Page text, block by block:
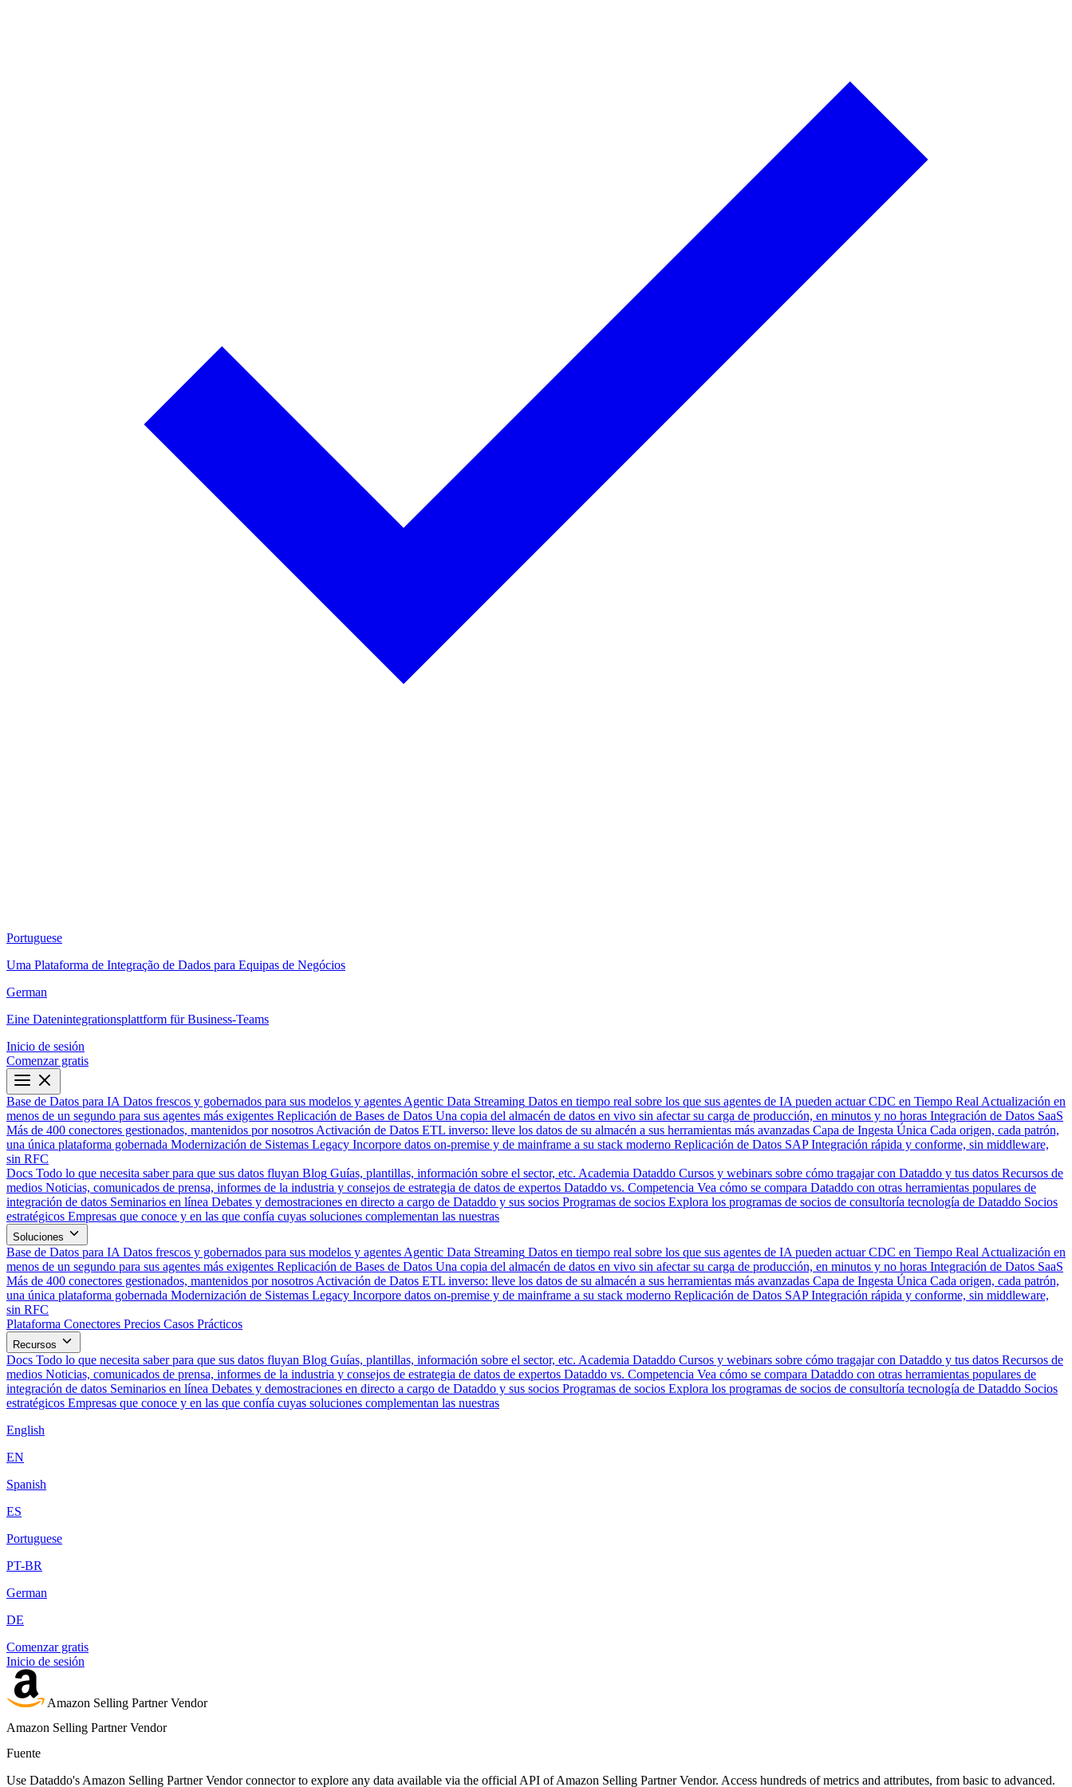
Portuguese
Uma Plataforma de Integração de Dados para Equipas de Negócios
German
Eine Datenintegrationsplattform für Business-Teams
Inicio de sesión
Comenzar gratis
Base de Datos para IA Datos frescos y gobernados para sus modelos y agentes Agentic Data Streaming Datos en tiempo real sobre los que sus agentes de IA pueden actuar CDC en Tiempo Real Actualización en
menos de un segundo para sus agentes más exigentes Replicación de Bases de Datos Una copia del almacén de datos en vivo sin afectar su carga de producción, en minutos y no horas Integración de Datos SaaS
Más de 400 conectores gestionados, mantenidos por nosotros Activación de Datos ETL inverso: lleve los datos de su almacén a sus herramientas más avanzadas Capa de Ingesta Única Cada origen, cada patrón,
una única plataforma gobernada Modernización de Sistemas Legacy Incorpore datos on-premise y de mainframe a su stack moderno Replicación de Datos SAP Integración rápida y conforme, sin middleware,
sin RFC
Docs Todo lo que necesita saber para que sus datos fluyan Blog Guías, plantillas, información sobre el sector, etc. Academia Dataddo Cursos y webinars sobre cómo tragajar con Dataddo y tus datos Recursos de
medios Noticias, comunicados de prensa, informes de la industria y consejos de estrategia de datos de expertos Dataddo vs. Competencia Vea cómo se compara Dataddo con otras herramientas populares de
integración de datos Seminarios en línea Debates y demostraciones en directo a cargo de Dataddo y sus socios Programas de socios Explora los programas de socios de consultoría tecnología de Dataddo Socios
estratégicos Empresas que conoce y en las que confía cuyas soluciones complementan las nuestras
Soluciones
Base de Datos para IA Datos frescos y gobernados para sus modelos y agentes Agentic Data Streaming Datos en tiempo real sobre los que sus agentes de IA pueden actuar CDC en Tiempo Real Actualización en
menos de un segundo para sus agentes más exigentes Replicación de Bases de Datos Una copia del almacén de datos en vivo sin afectar su carga de producción, en minutos y no horas Integración de Datos SaaS
Más de 400 conectores gestionados, mantenidos por nosotros Activación de Datos ETL inverso: lleve los datos de su almacén a sus herramientas más avanzadas Capa de Ingesta Única Cada origen, cada patrón,
una única plataforma gobernada Modernización de Sistemas Legacy Incorpore datos on-premise y de mainframe a su stack moderno Replicación de Datos SAP Integración rápida y conforme, sin middleware,
sin RFC
Plataforma Conectores Precios Casos Prácticos
Recursos
Docs Todo lo que necesita saber para que sus datos fluyan Blog Guías, plantillas, información sobre el sector, etc. Academia Dataddo Cursos y webinars sobre cómo tragajar con Dataddo y tus datos Recursos de
medios Noticias, comunicados de prensa, informes de la industria y consejos de estrategia de datos de expertos Dataddo vs. Competencia Vea cómo se compara Dataddo con otras herramientas populares de
integración de datos Seminarios en línea Debates y demostraciones en directo a cargo de Dataddo y sus socios Programas de socios Explora los programas de socios de consultoría tecnología de Dataddo Socios
estratégicos Empresas que conoce y en las que confía cuyas soluciones complementan las nuestras
English
EN
Spanish
ES
Portuguese
PT-BR
German
DE
Comenzar gratis
Inicio de sesión
Amazon Selling Partner Vendor
Amazon Selling Partner Vendor
Fuente
Use Dataddo's Amazon Selling Partner Vendor connector to explore any data available via the official API of Amazon Selling Partner Vendor. Access hundreds of metrics and attributes, from basic to advanced.